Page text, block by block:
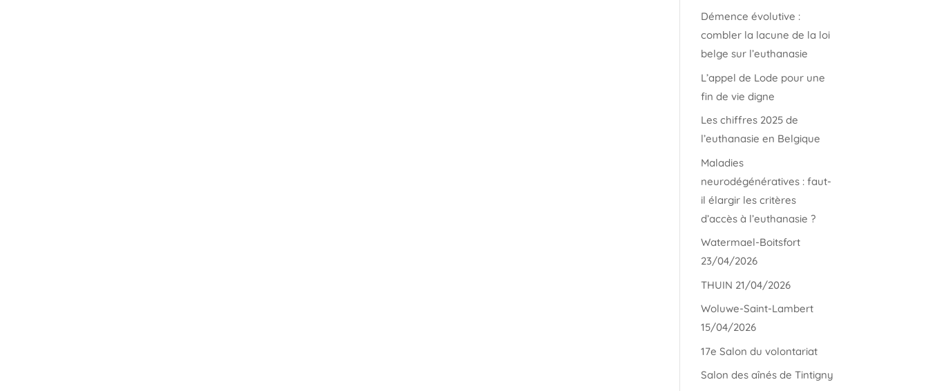
Démence évolutive :
combler la lacune de la loi
belge sur l’euthanasie
L’appel de Lode pour une
fin de vie digne
Les chiffres 2025 de
l’euthanasie en Belgique
Maladies
neurodégénératives : faut-
il élargir les critères
d’accès à l’euthanasie ?
Watermael-Boitsfort
23/04/2026
THUIN 21/04/2026
Woluwe-Saint-Lambert
15/04/2026
17e Salon du volontariat
Salon des aînés de Tintigny